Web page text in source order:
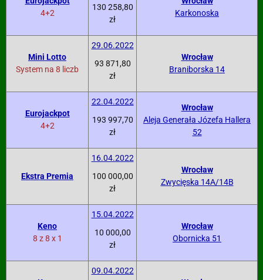
4+2
130 258,80
zł
Karkonoska
Mini Lotto
System na 8 liczb
29.06.2022
93 871,80
zł
Wrocław
Braniborska 14
Eurojackpot
4+2
22.04.2022
193 997,70
zł
Wrocław
Aleja Generała Józefa Hallera
52
Ekstra Premia
16.04.2022
100 000,00
zł
Wrocław
Zwycięska 14A/14B
Keno
8 z 8 x 1
15.04.2022
10 000,00
zł
Wrocław
Obornicka 51
09.04.2022